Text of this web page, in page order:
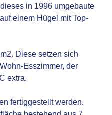
in 1996 umgebaute
einem Hügel mit Top-
Diese setzen sich
Esszimmer, der
extra.
fertiggestellt werden.